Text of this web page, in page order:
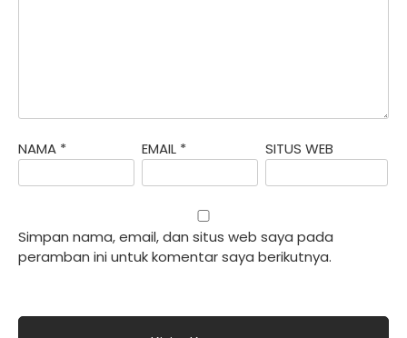
NAMA * EMAIL * SITUS WEB
Simpan nama, email, dan situs web saya pada
peramban ini untuk komentar saya berikutnya.